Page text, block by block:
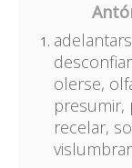
olerse,
presumir,
recelar,
vislumbrar